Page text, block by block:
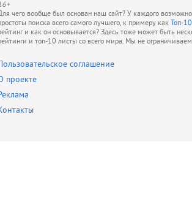
чего вообще был основан наш сайт? У каждого
поиска всего самого лучшего, к примеру как Топ-
и как он основывается? Здесь тоже может быть
и топ-10 листы со всего мира. Мы не
соглашение
проекте